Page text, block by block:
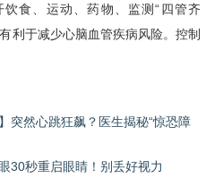
食、运动、药物、监测“四管齐
利于减少心脑血管疾病风险。控制
突然心跳狂飙？医生揭秘“惊恐障
30秒重启眼睛！别丢好视力